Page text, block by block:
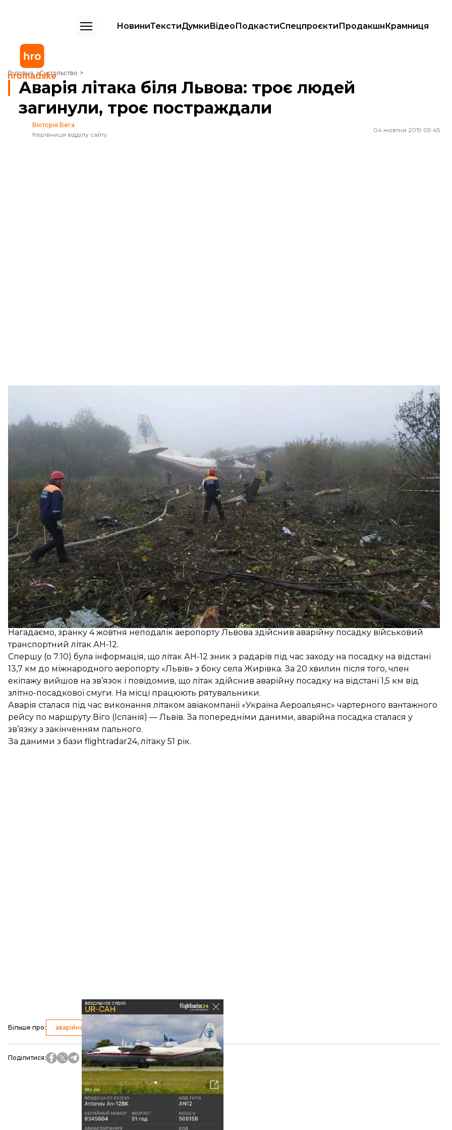
НовиниТекстиДумкиВідеоПодкастиСпецпроєктиПродакшнКрамниця
Головна Суспільство
Аварія літака біля Львова: троє людей загинули, троє постраждали
Аварія літака біля Львова: троє людей
загинули, троє постраждали
Вікторія Бега
Керівниця відділу сайту
04 жовтня 2019 09:45
Унаслідок падіння літака біля Львова загинули троє людей, які були на борту.
Про цеповідомили
у Держслужбі з надзвичайних ситуацій.
Також відомо, що рятувальники визволили трьох потерпілих із пошкодженого літака, яких із
травмами різного ступеня важкості госпіталізували в медичні заклади м. Львова.
відомо про 5 загиблих та 3 постраждалих
На борту перебувало 8 людей, з них 7 членів екіпажу та одна особа, що супроводжувала вантаж.
Нагадаємо, зранку 4 жовтня неподалік аеропорту Львова здійснив аварійну посадку військовий
транспортний літак АН-12.
Спершу (о 7:10) була інформація, що літак АН-12 зник з радарів під час заходу на посадку на відстані
13,7 км до міжнародного аеропорту «Львів» з боку села Жирівка. За 20 хвилин після того, член
екіпажу вийшов на зв’язок і повідомив, що літак здійснив аварійну посадку на відстані 1,5 км від
злітно-посадкової смуги. На місці працюють рятувальники.
Аварія сталася під час виконання літаком авіакомпанії «Україна Аероальянс» чартерного вантажного
рейсу по маршруту Віго (Іспанія) — Львів. За попередніми даними, аварійна посадка сталася у
зв’язку з закінченням пального.
За даними з бази flightradar24, літаку 51 рік.
Більше про: аварійна посадка
Поділитися: